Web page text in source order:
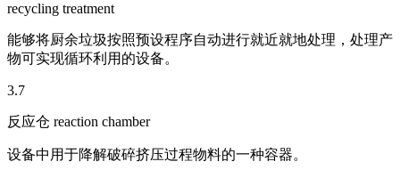
recycling treatment
能够将厨余垃圾按照预设程序自动进行就近就地处理，处理产
物可实现循环利用的设备。
3.7
反应仓 reaction chamber
设备中用于降解破碎挤压过程物料的一种容器。